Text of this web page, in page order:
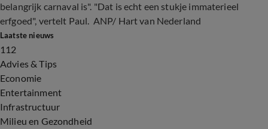
belangrijk carnaval is". "Dat is echt een stukje immaterieel
erfgoed", vertelt Paul. ANP/ Hart van Nederland
Laatste nieuws
112
Advies & Tips
Economie
Entertainment
Infrastructuur
Milieu en Gezondheid